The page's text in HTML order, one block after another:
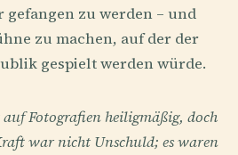
zu werden – und
zu machen, auf der der
gespielt werden würde.
Fotografien heiligmäßig, doch
war nicht Unschuld; es waren